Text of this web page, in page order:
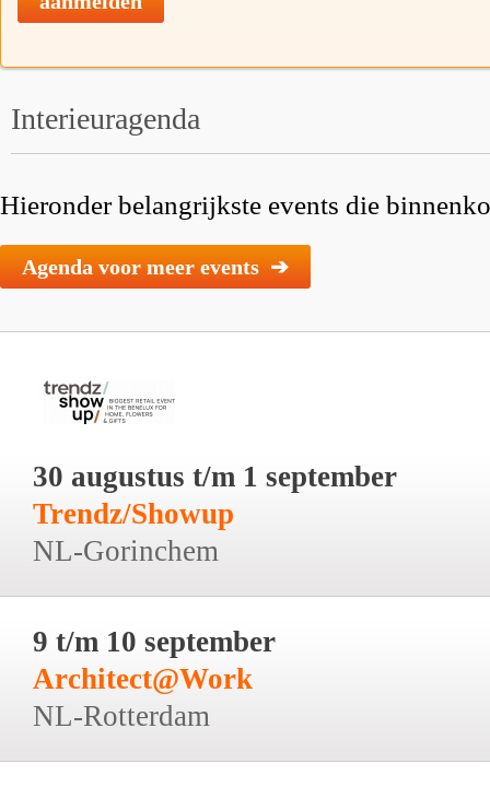
Interieuragenda
Hieronder belangrijkste events die
Agenda voor meer events ➔
30 augustus t/m 1 september
Trendz/Showup
NL-Gorinchem
9 t/m 10 september
Architect@Work
NL-Rotterdam